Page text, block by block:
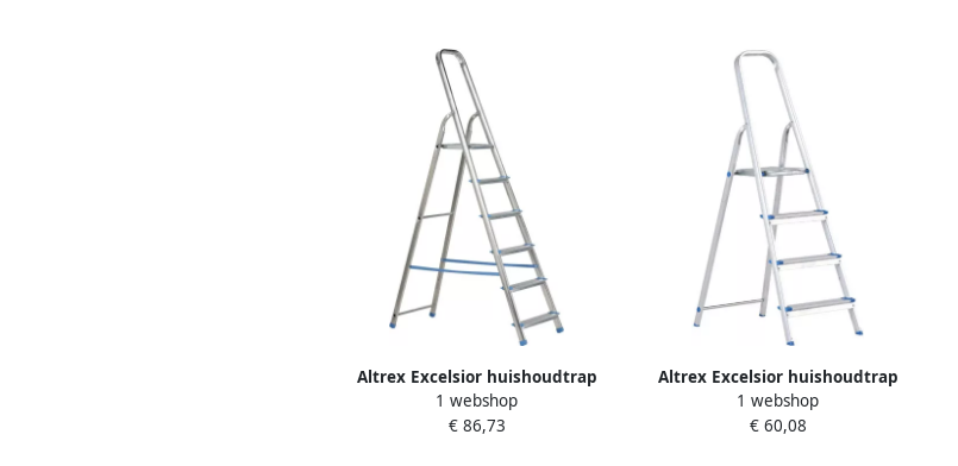
Altrex Excelsior huishoudtrap
Handy 6-treeds 500246
1 webshop
€ 86,73
Altrex Excelsior huishoudtrap
Handy 4-treeds 500244
1 webshop
€ 60,08